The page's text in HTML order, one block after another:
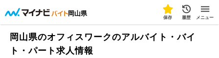
岡山県
保存 履歴 メニュー
岡山県のオフィスワークのアルバイト・バイ
ト・パート求人情報